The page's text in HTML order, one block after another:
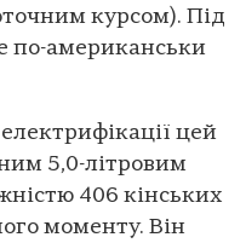
курсом). Під
по-американськи
цей
5,0-літровим
406 кінських
моменту. Він